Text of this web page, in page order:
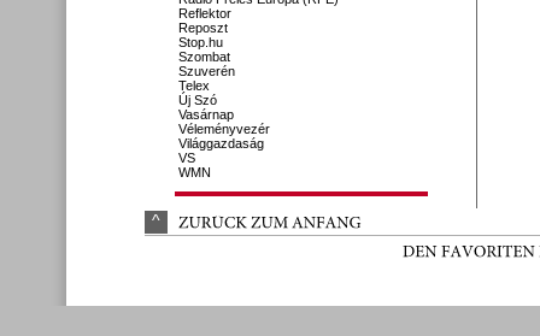
Reflektor
Reposzt
Stop.hu
Szombat
Szuverén
Telex
Új Szó
Vasárnap
Véleményvezér
Világgazdaság
VS
WMN
^ ZURÜCK ZUM ANFANG
DEN FAVORITEN